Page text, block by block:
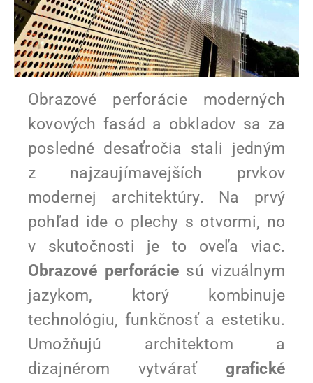
Obrazové perforácie moderných
kovových fasád a obkladov sa za
posledné desaťročia stali jedným
z najzaujímavejších prvkov
modernej architektúry. Na prvý
pohľad ide o plechy s otvormi, no
v skutočnosti je to oveľa viac.
Obrazové perforácie sú vizuálnym
jazykom, ktorý kombinuje
technológiu, funkčnosť a estetiku.
Umožňujú architektom a
dizajnérom vytváraťgrafické